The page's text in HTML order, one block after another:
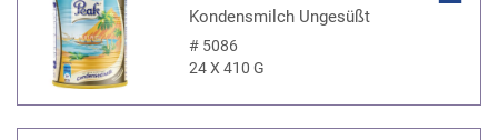
Kondensmilch Ungesüßt
#5086
24 X 410 G